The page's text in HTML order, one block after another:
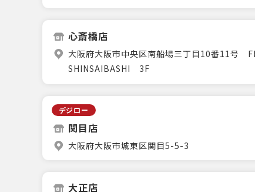
心斎橋店
大阪府大阪市中央区南船場三丁目10番11号
SHINSAIBASHI 3F
デジロー
関目店
大阪府大阪市城東区関目5-5-3
大正店